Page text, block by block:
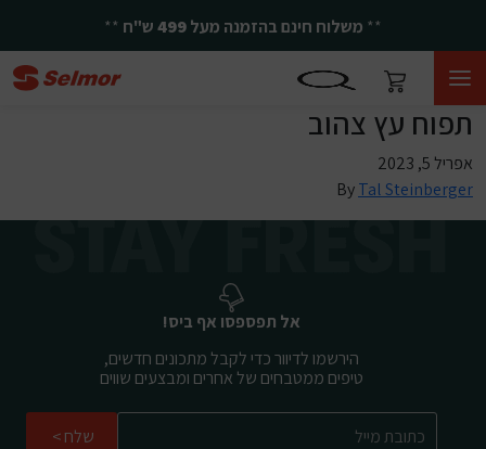
** משלוח חינם בהזמנה מעל499ש"ח **
תפוח עץ צהוב
אפריל 5, 2023
ByTal Steinberger
אל תפספסו אף ביס!
הירשמו לדיוור כדי לקבל מתכונים חדשים,
טיפים ממטבחים של אחרים ומבצעים שווים
שלח